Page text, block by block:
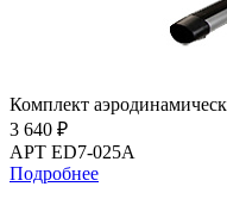
Комплект
3 640 ₽
АРТ ED7-025A
Подробнее